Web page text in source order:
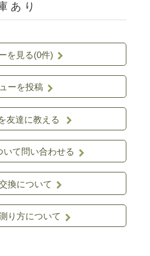
あ り
を見る(0件)
ーを投稿
友達に教える
いて問い合わせる
換について
り方について